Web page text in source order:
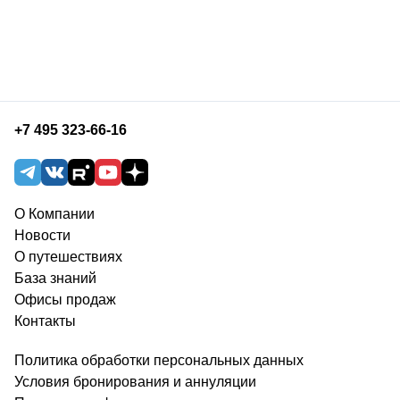
+7 495 323-66-16
О Компании
Новости
О путешествиях
База знаний
Офисы продаж
Контакты
Политика обработки персональных данных
Условия бронирования и аннуляции